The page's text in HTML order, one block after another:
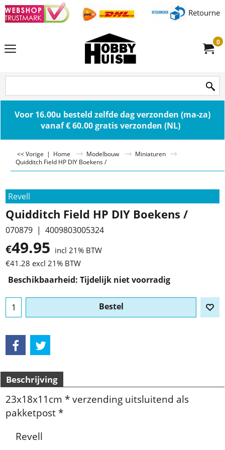
0
Voor 16.00u besteld zelfde dag verzonden (ma-za)
vanaf € 60.00 gratis verzonden (NL)
<< Vorige | Home Modelbouw
Miniaturen
Quidditch Field HP DIY Boekens /
Revell
Quidditch Field HP DIY Boekens /
070879 4009803005324
€49.95 incl 21% BTW
€41.28 excl 21% BTW
Beschikbaarheid: Tijdelijk niet voorradig
Bestel
Beschrijving
23x18x11cm * verzending uitsluitend als
pakketpost *
Revell